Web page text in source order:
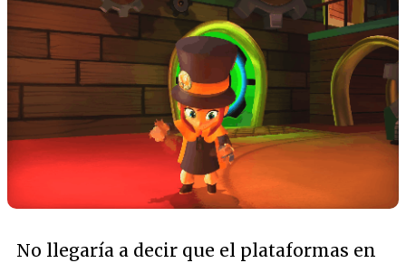
No llegaría a decir que el plataformas en